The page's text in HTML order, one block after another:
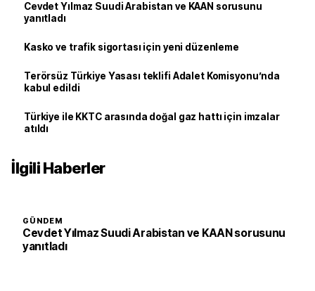
Cevdet Yılmaz Suudi Arabistan ve KAAN sorusunu
yanıtladı
Kasko ve trafik sigortası için yeni düzenleme
Terörsüz Türkiye Yasası teklifi Adalet Komisyonu’nda
kabul edildi
Türkiye ile KKTC arasında doğal gaz hattı için imzalar
atıldı
İlgili Haberler
GÜNDEM
Cevdet Yılmaz Suudi Arabistan ve KAAN sorusunu
yanıtladı